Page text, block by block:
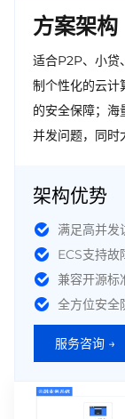
方案架构
适合P2P、小贷
制个性化的云计
的安全保障；海
并发问题，同时
架构优势
满足高并发
ECS支持故
兼容开源标
全方位安全
服务咨询 →